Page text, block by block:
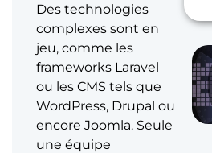
Des technologies
complexes sont en
jeu, comme les
frameworks Laravel
ou les CMS tels que
WordPress, Drupal ou
encore Joomla. Seule
une équipe